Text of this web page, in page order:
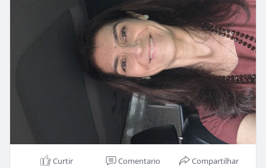
Curtir Comentario Compartilhar